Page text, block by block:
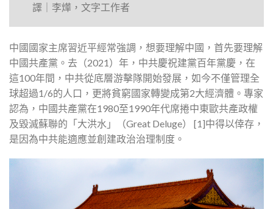
譯｜李燁，文字工作者
中國國家主席習近平經常強調，想要理解中國，首先要理解
中國共產黨。去（2021）年，中共慶祝建黨百年黨慶，在
這100年間，中共從底層游擊隊開始發展，如今不僅管理全
球超過1/6的人口，更將貧窮國家轉變成第2大經濟體。專家
認為，中國共產黨在1980至1990年代席捲中東歐共產政權
及毀滅蘇聯的「大洪水」（Great Deluge） [1]中得以倖存，
是因為中共能適應並創建政治治理制度。